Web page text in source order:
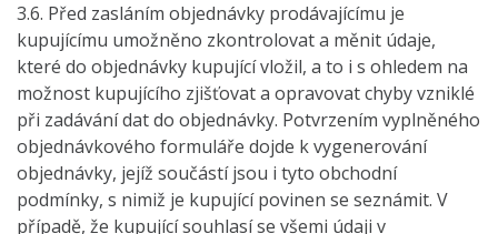
3.6. Před zasláním objednávky prodávajícímu je
kupujícímu umožněno zkontrolovat a měnit údaje,
které do objednávky kupující vložil, a to i s ohledem na
možnost kupujícího zjišťovat a opravovat chyby vzniklé
při zadávání dat do objednávky. Potvrzením vyplněného
objednávkového formuláře dojde k vygenerování
objednávky, jejíž součástí jsou i tyto obchodní
podmínky, s nimiž je kupující povinen se seznámit. V
případě, že kupující souhlasí se všemi údaji v